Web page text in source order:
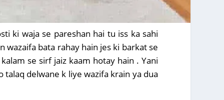
ki waja se pareshan hai tu iss ka sahi
wazaifa bata rahay hain jes ki barkat se
se sirf jaiz kaam hotay hain . Yani
talaq delwane k liye wazifa krain ya dua